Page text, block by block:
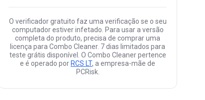
O verificador gratuito faz uma verificação se o seu
computador estiver infetado. Para usar a versão
completa do produto, precisa de comprar uma
licença para Combo Cleaner. 7 dias limitados para
teste grátis disponível. O Combo Cleaner pertence
e é operado por RCS LT, a empresa-mãe de
PCRisk.